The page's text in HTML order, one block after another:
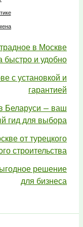
в Москве
быстро и удобно
с установкой и
гарантией
Беларуси — ваш
гид для выбора
от турецкого
строительства
решение
для бизнеса